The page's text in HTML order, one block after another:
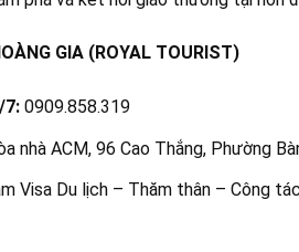
GIA (ROYAL TOURIST)
7:0909.858.319
nhà ACM, 96 Cao Thắng, Phường
Visa Du lịch – Thăm thân – Công